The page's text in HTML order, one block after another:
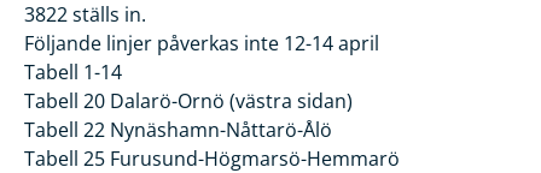
3822 ställs in.
Följande linjer påverkas inte 12-14 april
Tabell 1-14
Tabell 20 Dalarö-Ornö (västra sidan)
Tabell 22 Nynäshamn-Nåttarö-Ålö
Tabell 25 Furusund-Högmarsö-Hemmarö